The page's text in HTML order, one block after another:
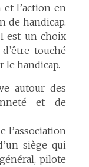
l’action en
de handicap.
est un choix
touché
le handicap.
autour des
et de
l’association
siège qui
pilote